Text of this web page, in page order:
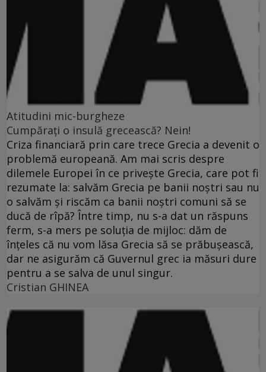
Atitudini mic-burgheze
Cumpăraţi o insulă grecească? Nein!
Criza financiară prin care trece Grecia a devenit o
problemă europeană. Am mai scris despre
dilemele Europei în ce priveşte Grecia, care pot fi
rezumate la: salvăm Grecia pe banii noştri sau nu
o salvăm şi riscăm ca banii noştri comuni să se
ducă de rîpă? Între timp, nu s-a dat un răspuns
ferm, s-a mers pe soluţia de mijloc: dăm de
înţeles că nu vom lăsa Grecia să se prăbuşească,
dar ne asigurăm că Guvernul grec ia măsuri dure
pentru a se salva de unul singur.
Cristian GHINEA